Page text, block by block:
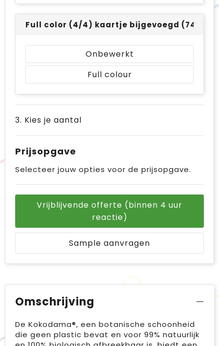
Full color (4/4) kaartje bijgevoegd (74 x
Onbewerkt
Full colour
3. Kies je aantal
Prijsopgave
Selecteer jouw opties voor de prijsopgave.
Vrijblijvende offerte (binnen 4 uur
reactie)
Sample aanvragen
Omschrijving
De Kokodama®, een botanische schoonheid
die geen plastic bevat en voor 99% natuurlijk